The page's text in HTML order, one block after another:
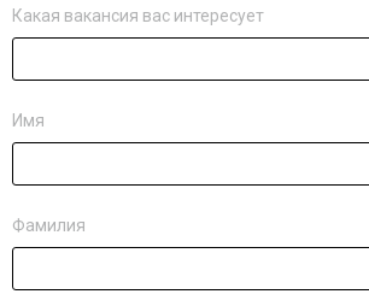
Какая вакансия вас интересует
Имя
Фамилия